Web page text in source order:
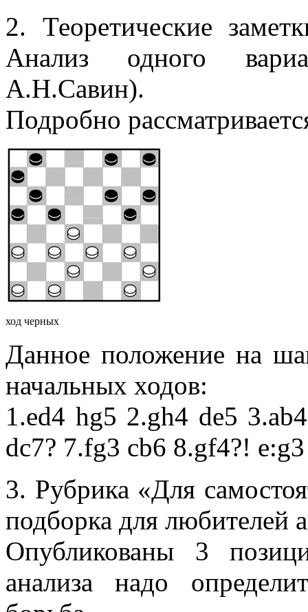
2. Теоретические
Анализ одного
А.Н.Савин).
Подробно
ход черных
Данное положение на
начальных ходов:
1.ed4 hg5 2.gh4 de5
dc7? 7.fg3 cb6 8.gf4?!
3. Рубрика «Для
подборка для любителей
Опубликованы 3
анализа надо